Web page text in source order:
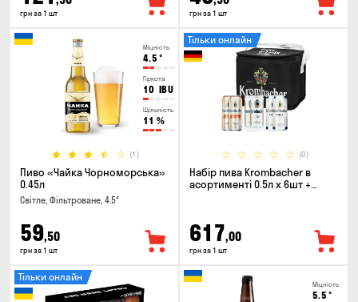
грн за 1 шт грн за 1 шт
Міцність
4.5 °
Гіркота
10 IBU
Щільність
11 %
(1)
Пиво «Чайка Чорноморська»
0.45л
Світле, Фільтроване, 4.5°
59,50
грн за 1 шт
(0)
Тільки онлайн
Набір пива Krombacher в
асортименті 0.5л х 6шт +
617,00
грн за 1 шт
Тільки онлайн
Міцність
5.5 °